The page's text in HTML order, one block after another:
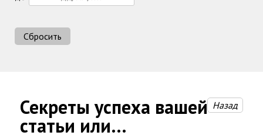
Секреты успеха вашей
статьи или…
Назад
Сбросить